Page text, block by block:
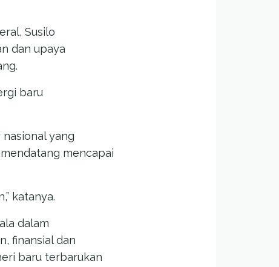
Susilo
dan upaya
baru
yang
mencapai
katanya.
dalam
finansial dan
baru terbarukan